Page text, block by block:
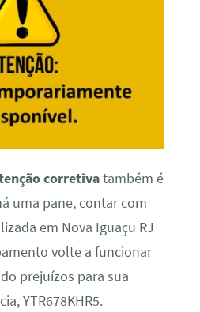
corretivatambém é
uma pane, contar com
em Nova Iguaçu RJ
volte a funcionar
prejuízos para sua
YTR678KHR5.